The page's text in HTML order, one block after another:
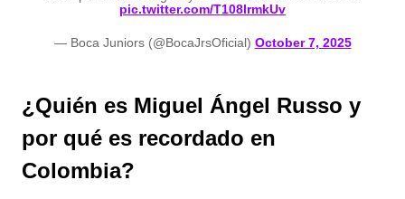
pic.twitter.com/T108lrmkUv
— Boca Juniors (@BocaJrsOficial) October 7, 2025
¿Quién es Miguel Ángel Russo y
por qué es recordado en
Colombia?